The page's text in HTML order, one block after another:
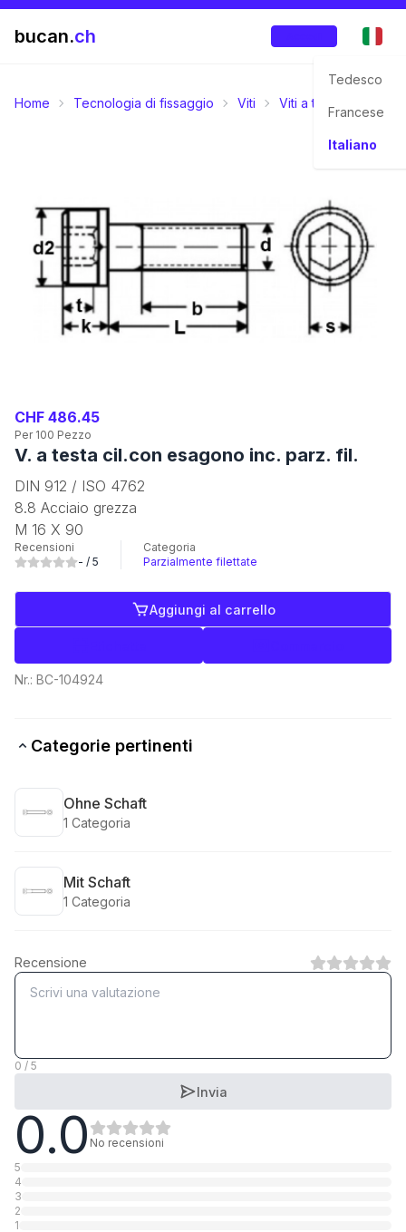
bucan.ch
Tedesco
Francese
Italiano
Home Tecnologia di fissaggio Viti Viti a testa cilindrica
CHF 486.45
Per 100 Pezzo
V. a testa cil.con esagono inc. parz. fil.
DIN 912 / ISO 4762
8.8 Acciaio grezza
M 16 X 90
Recensioni
- / 5
Categoria
Parzialmente filettate
Aggiungi al carrello
Nr.: BC-104924
Categorie pertinenti
Ohne Schaft
1 Categoria
Mit Schaft
1 Categoria
Recensione
0 / 5
Invia
0.0 No recensioni
5
4
3
2
1